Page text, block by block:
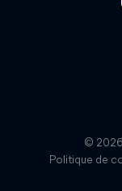
© 2026
Politique de